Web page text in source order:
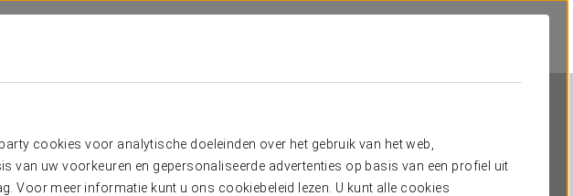
cookies voor analytische doeleinden over het gebruik van het web,
van uw voorkeuren en gepersonaliseerde advertenties op basis van een profiel uit
Voor meer informatie kunt u ons cookiebeleid lezen. U kunt alle cookies